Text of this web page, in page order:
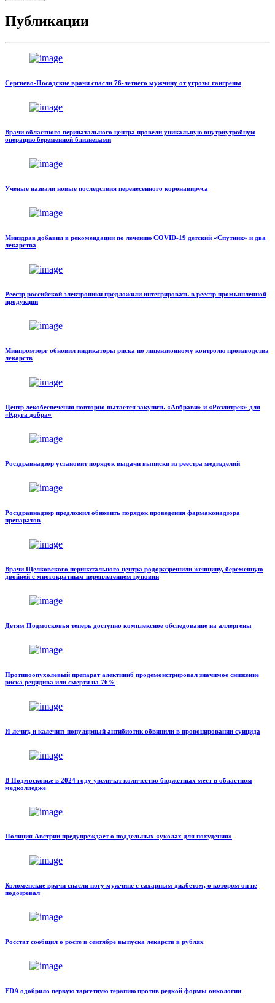
Публикации
Сергиево-Посадские врачи спасли 76-летнего мужчину от угрозы гангрены
Врачи областного перинатального центра провели уникальную внутриутробную
операцию беременной близнецами
Ученые назвали новые последствия перенесенного коронавируса
Минздрав добавил в рекомендации по лечению COVID-19 детский «Спутник» и два
лекарства
Реестр российской электроники предложили интегрировать в реестр промышленной
продукции
Минпромторг обновил индикаторы риска по лицензионному контролю производства
лекарств
Центр лекобеспечения повторно пытается закупить «Апбрави» и «Розлитрек» для
«Круга добра»
Росздравнадзор установит порядок выдачи выписки из реестра медизделий
Росздравнадзор предложил обновить порядок проведения фармаконадзора
препаратов
Врачи Щелковского перинатального центра родоразрешили женщину, беременную
двойней с многократным переплетением пуповин
Детям Подмосковья теперь доступно комплексное обследование на аллергены
Противоопухолевый препарат алектиниб продемонстрировал значимое снижение
риска рецидива или смерти на 76%
И лечит, и калечит: популярный антибиотик обвинили в провоцировании суицида
В Подмосковье в 2024 году увеличат количество бюджетных мест в областном
медколледже
Полиция Австрии предупреждает о поддельных «уколах для похудения»
Коломенские врачи спасли ногу мужчине с сахарным диабетом, о котором он не
подозревал
Росстат сообщил о росте в сентябре выпуска лекарств в рублях
FDA одобрило первую таргетную терапию против редкой формы онкологии